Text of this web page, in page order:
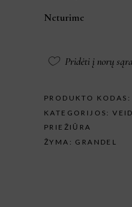
Neturime
Pridėti į norų
PRODUKTO KODAS:
KATEGORIJOS:
PRIEŽIŪRA
ŽYMA: GRANDEL